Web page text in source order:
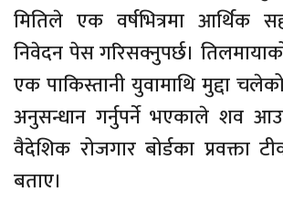
मितिले एक वर्षभित्रमा आर्थिक
निवेदन पेस गरिसक्नुपर्छ।
एक पाकिस्तानी युवामाथि मुद्दा
अनुसन्धान गर्नुपर्ने भएकाले शव
वैदेशिक रोजगार बोर्डका प्रवक्ता
बताए।